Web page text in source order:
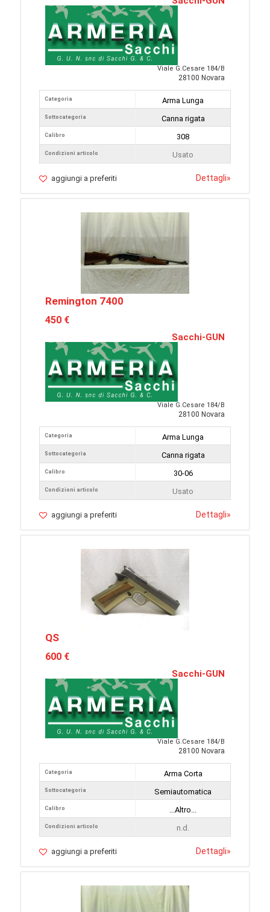
Viale G.Cesare 184/B
28100 Novara
Categoria
Sottocategoria
Calibro
Condizioni articolo
Arma Lunga
Canna rigata
308
Usato
aggiungi a preferiti Dettagli»
Remington 7400
450 €
Sacchi-GUN
Viale G.Cesare 184/B
28100 Novara
Categoria
Sottocategoria
Calibro
Condizioni articolo
Arma Lunga
Canna rigata
30-06
Usato
aggiungi a preferiti Dettagli»
QS
600 €
Sacchi-GUN
Viale G.Cesare 184/B
28100 Novara
Categoria
Sottocategoria
Calibro
Condizioni articolo
Arma Corta
Semiautomatica
...Altro...
n.d.
aggiungi a preferiti Dettagli»